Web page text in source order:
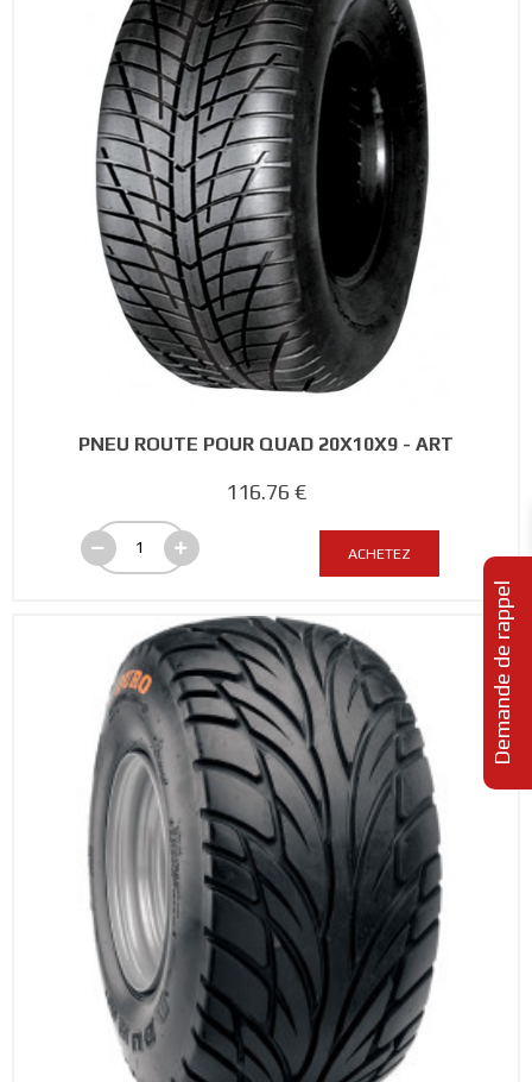
Demande de rappel
PNEU ROUTE POUR QUAD 20X10X9 - ART
116.76 €
ACHETEZ